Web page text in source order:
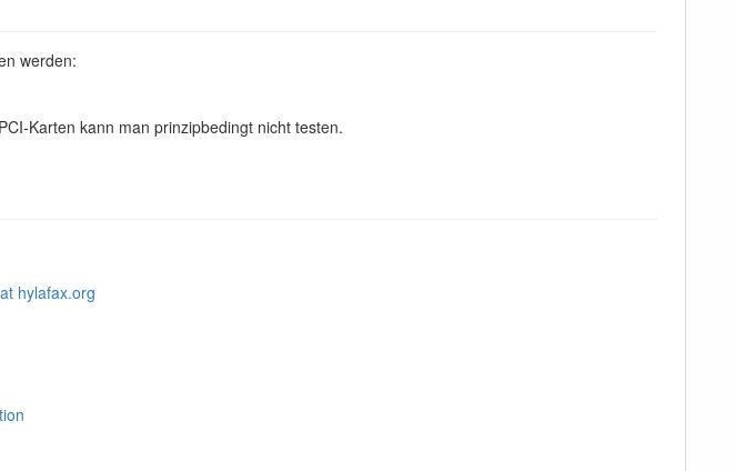
werden:
Karten kann man prinzipbedingt nicht testen.
hylafax.org